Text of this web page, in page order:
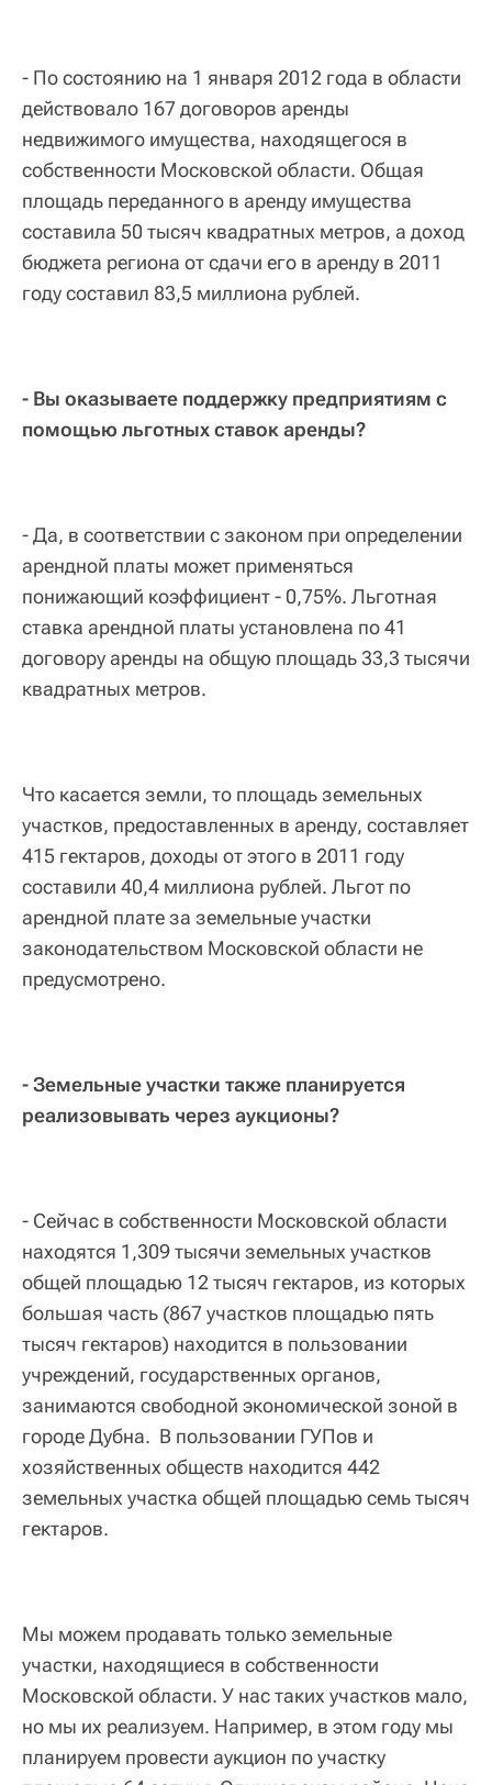
- По состоянию на 1 января 2012 года в области
действовало 167 договоров аренды
недвижимого имущества, находящегося в
собственности Московской области. Общая
площадь переданного в аренду имущества
составила 50 тысяч квадратных метров, а доход
бюджета региона от сдачи его в аренду в 2011
году составил 83,5 миллиона рублей.
- Вы оказываете поддержку предприятиям с
помощью льготных ставок аренды?
- Да, в соответствии с законом при определении
арендной платы может применяться
понижающий коэффициент - 0,75%. Льготная
ставка арендной платы установлена по 41
договору аренды на общую площадь 33,3 тысячи
квадратных метров.
Что касается земли, то площадь земельных
участков, предоставленных в аренду, составляет
415 гектаров, доходы от этого в 2011 году
составили 40,4 миллиона рублей. Льгот по
арендной плате за земельные участки
законодательством Московской области не
предусмотрено.
- Земельные участки также планируется
реализовывать через аукционы?
- Сейчас в собственности Московской области
находятся 1,309 тысячи земельных участков
общей площадью 12 тысяч гектаров, из которых
большая часть (867 участков площадью пять
тысяч гектаров) находится в пользовании
учреждений, государственных органов,
занимаются свободной экономической зоной в
городе Дубна. В пользовании ГУПов и
хозяйственных обществ находится 442
земельных участка общей площадью семь тысяч
гектаров.
Мы можем продавать только земельные
участки, находящиеся в собственности
Московской области. У нас таких участков мало,
но мы их реализуем. Например, в этом году мы
планируем провести аукцион по участку